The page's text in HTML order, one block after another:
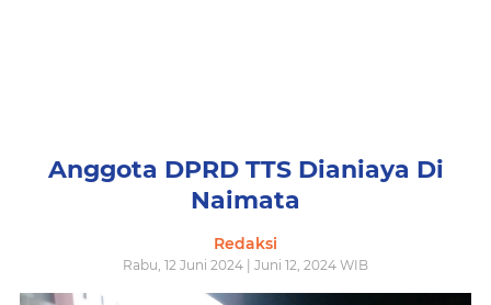
Anggota DPRD TTS Dianiaya Di
Naimata
Redaksi
Rabu, 12 Juni 2024 | Juni 12, 2024 WIB